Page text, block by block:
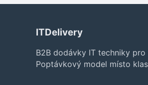
ITDelivery
B2B dodávky IT techniky
Poptávkový model místo